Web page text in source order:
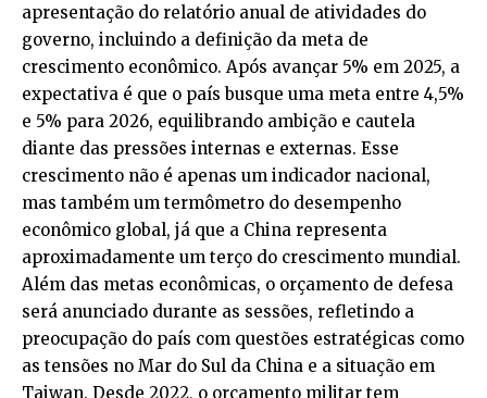
apresentação do relatório anual de atividades do
governo, incluindo a definição da meta de
crescimento econômico. Após avançar 5% em 2025, a
expectativa é que o país busque uma meta entre 4,5%
e 5% para 2026, equilibrando ambição e cautela
diante das pressões internas e externas. Esse
crescimento não é apenas um indicador nacional,
mas também um termômetro do desempenho
econômico global, já que a China representa
aproximadamente um terço do crescimento mundial.
Além das metas econômicas, o orçamento de defesa
será anunciado durante as sessões, refletindo a
preocupação do país com questões estratégicas como
as tensões no Mar do Sul da China e a situação em
Taiwan. Desde 2022, o orçamento militar tem